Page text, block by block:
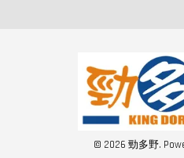
© 2026 勁多野.